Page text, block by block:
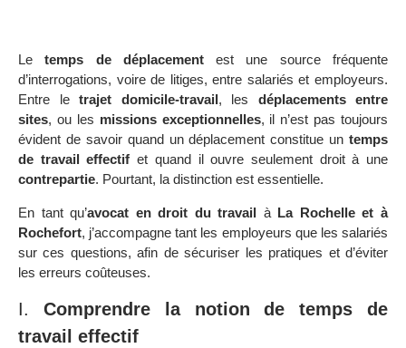
Letemps de déplacementest une source fréquente
d’interrogations, voire de litiges, entre salariés et employeurs.
Entre le trajet domicile-travail, les déplacements entre
sites, ou les missions exceptionnelles, il n’est pas toujours
évident de savoir quand un déplacement constitue un temps
de travail effectif et quand il ouvre seulement droit à une
contrepartie. Pourtant, la distinction est essentielle.
En tant qu’avocat en droit du travail à La Rochelle et à
Rochefort, j’accompagne tant les employeurs que les salariés
sur ces questions, afin de sécuriser les pratiques et d’éviter
les erreurs coûteuses.
I. Comprendre la notion de temps de
travail effectif